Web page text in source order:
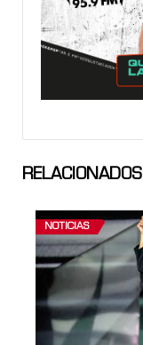
RELACIONADOS
NOTICIAS